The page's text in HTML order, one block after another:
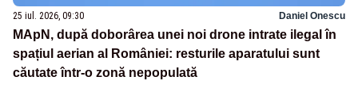
25 iul. 2026, 09:30 Daniel Onescu
MApN, după doborârea unei noi drone intrate ilegal în
spațiul aerian al României: resturile aparatului sunt
căutate într-o zonă nepopulată